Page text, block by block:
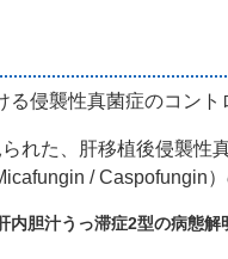
る侵襲性真菌症のコン
れた、肝移植後侵襲性
/ Caspofungin
内胆汁うっ滞症2型の病態解